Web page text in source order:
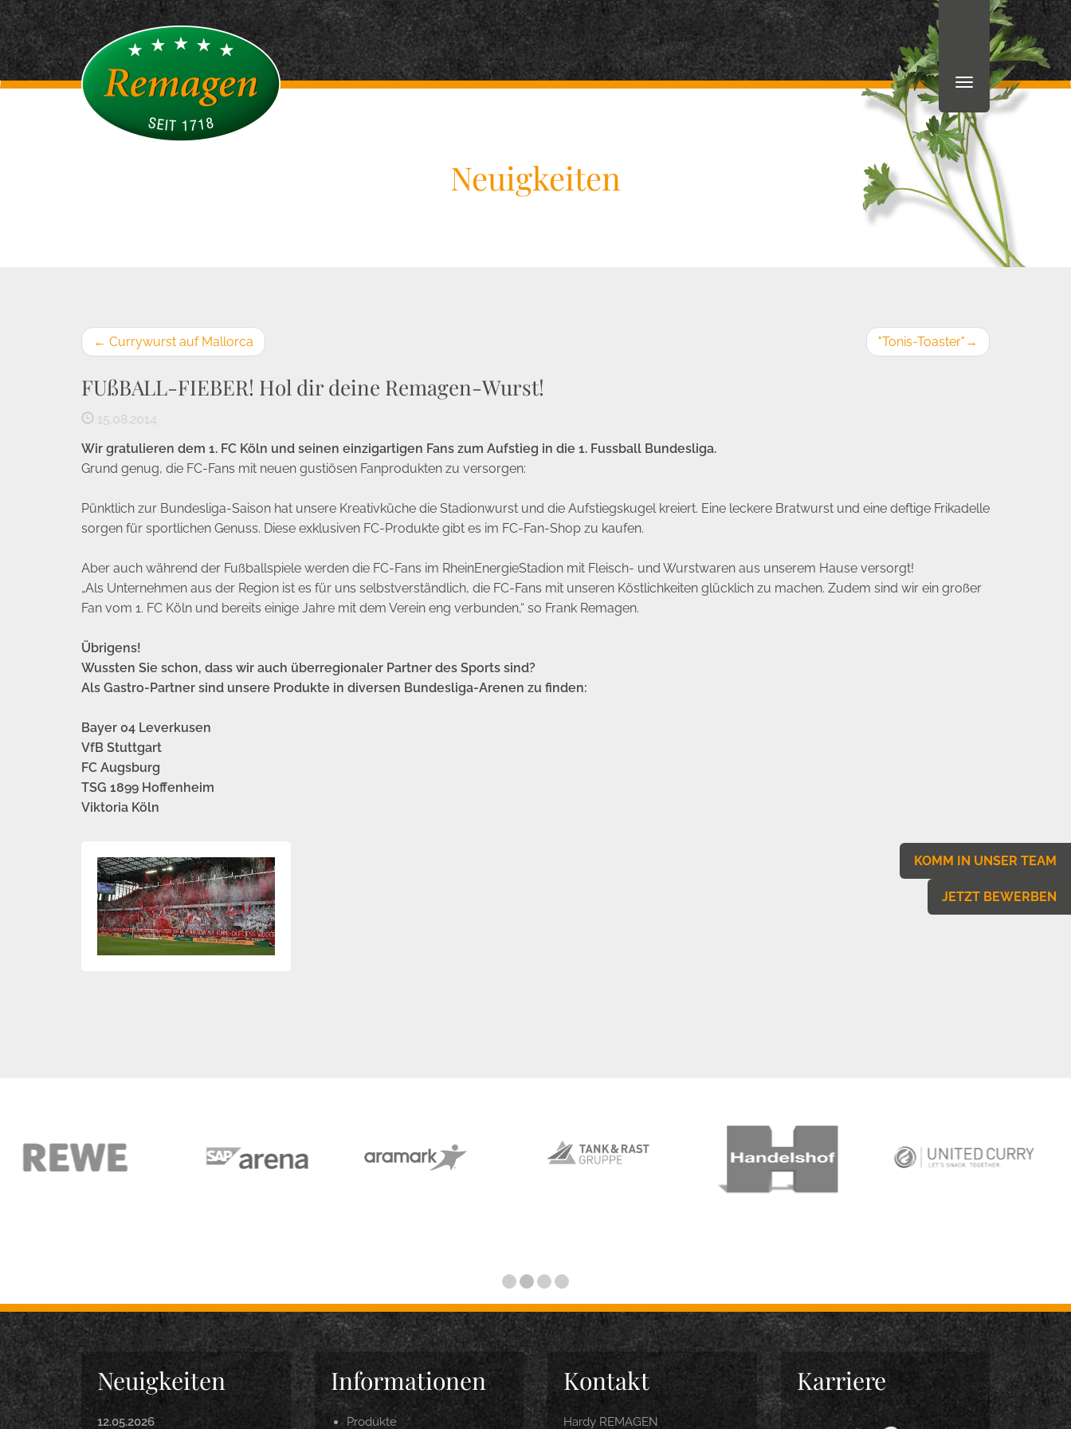
Neuigkeiten
← Currywurst auf Mallorca "Tonis-Toaster" →
FUßBALL-FIEBER! Hol dir deine Remagen-Wurst!
15.08.2014
Wir gratulieren dem 1. FC Köln und seinen einzigartigen Fans zum Aufstieg in die 1. Fussball Bundesliga.
Grund genug, die FC-Fans mit neuen gustiösen Fanprodukten zu versorgen:
Pünktlich zur Bundesliga-Saison hat unsere Kreativküche die Stadionwurst und die Aufstiegskugel kreiert. Eine leckere Bratwurst und eine deftige Frikadelle
sorgen für sportlichen Genuss. Diese exklusiven FC-Produkte gibt es im FC-Fan-Shop zu kaufen.
Aber auch während der Fußballspiele werden die FC-Fans im RheinEnergieStadion mit Fleisch- und Wurstwaren aus unserem Hause versorgt!
„Als Unternehmen aus der Region ist es für uns selbstverständlich, die FC-Fans mit unseren Köstlichkeiten glücklich zu machen. Zudem sind wir ein großer
Fan vom 1. FC Köln und bereits einige Jahre mit dem Verein eng verbunden,“ so Frank Remagen.
Übrigens!
Wussten Sie schon, dass wir auch überregionaler Partner des Sports sind?
Als Gastro-Partner sind unsere Produkte in diversen Bundesliga-Arenen zu finden:
Bayer 04 Leverkusen
VfB Stuttgart
FC Augsburg
TSG 1899 Hoffenheim
Viktoria Köln
Neuigkeiten
12.05.2026
Informationen
Produkte
Kontakt
Hardy REMAGEN
Karriere
KOMM IN UNSER TEAM
JETZT BEWERBEN